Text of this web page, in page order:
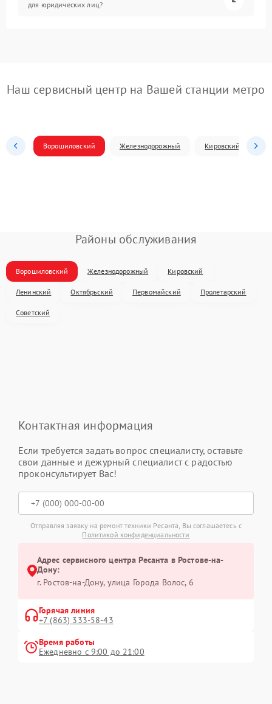
для юридических лиц?
Наш сервисный центр на Вашей станции метро
Ворошиловский Железнодорожный Кировский
Районы обслуживания
Ворошиловский Железнодорожный Кировский
Ленинский Октябрьский Первомайский Пролетарский
Советский
Контактная информация
Если требуется задать вопрос специалисту, оставьте
свои данные и дежурный специалист с радостью
проконсультирует Вас!
Отправляя заявку на ремонт техники Ресанта, Вы соглашаетесь с
Политикой конфиденциальности
Адрес сервисного центра Ресанта в Ростове-на-
Дону:
г. Ростов-на-Дону, улица Города Волос, 6
Горячая линия
+7 (863) 333-58-43
Время работы
Ежедневно с 9:00 до 21:00